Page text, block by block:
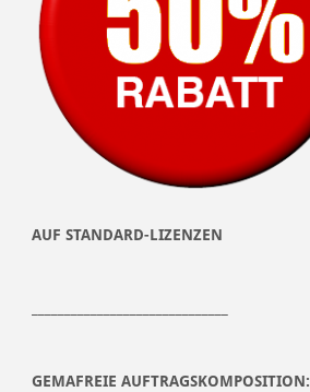
AUF STANDARD-LIZENZEN
GEMAFREIE AUFTRAGSKOMPOSITION: